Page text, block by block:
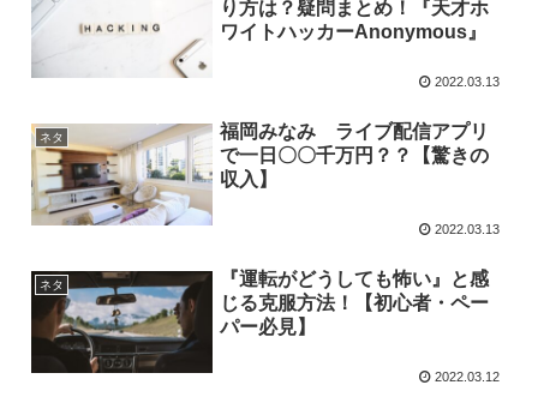
り方は？疑問まとめ！『天才ホ
ワイトハッカーAnonymous』
2022.03.13
ネタ
福岡みなみ ライブ配信アプリ
で一日〇〇千万円？？【驚きの
収入】
2022.03.13
ネタ
『運転がどうしても怖い』と感
じる克服方法！【初心者・ペー
パー必見】
2022.03.12